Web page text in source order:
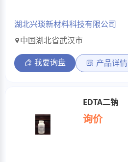
湖北兴琰新材料科技有限公司
中国湖北省武汉市
我要询盘 产品详情
EDTA二钠
询价